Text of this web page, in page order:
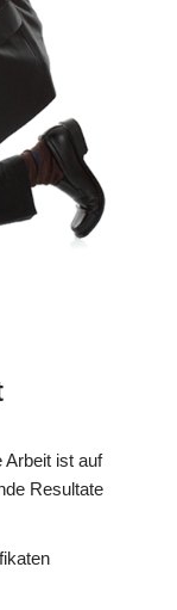
Arbeit ist auf
Resultate